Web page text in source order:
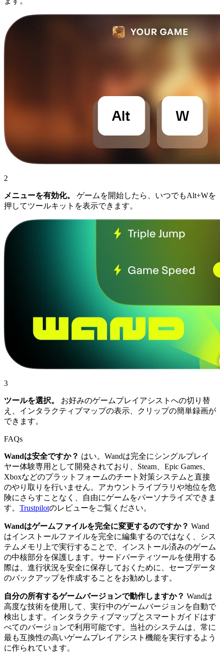
2
メニューを有効化。
ゲームを開始したら、いつでもAlt+Wを
押してツールキットを表示できます。
3
ツールを選択。
お好みのゲームプレイアシストへの切り替
え、インタラクティブマップの表示、クリップの簡単録画が
できます。
FAQs
Wandは安全ですか？ はい。Wandは完全にシングルプレイ
ヤー体験専用として開発されており、Steam、Epic Games、
Xboxなどのプラットフォームのチート対策システムと直接
のやり取りを行いません。アカウントライブラリや地位を危
険にさらすことなく、自由にゲームをパーソナライズできま
す。 Trustpilotのレビューをご覧ください。
Wandはゲームファイルを完全に変更するのですか？ Wand
はインストールファイルを完全に編集するのではなく、シス
テムメモリ上で実行することで、インストール済みのゲーム
の中核部分を保護します。サードパーティツールを使用する
際は、進行状況を安全に保存しておくために、セーブデータ
のバックアップを作成することをお勧めします。
自分の所有するゲームバージョンで動作しますか？ Wandは
高度な技術を使用して、実行中のゲームバージョンを自動で
検出します。インタラクティブマップとスマートガイドはす
べてのバージョンで利用可能です。当社のシステムは、常に
最も互換性の高いゲームプレイアシスト機能を実行するよう
に作られています。